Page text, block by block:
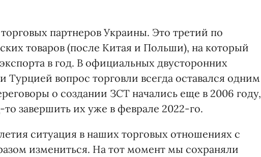
партнеров Украины. Это третий по
товаров (после Китая и Польши), на который
в год. В официальных двусторонних
вопрос торговли всегда оставался одним
о создании ЗСТ начались еще в 2006 году,
то завершить их уже в феврале 2022-го.
ситуация в наших торговых отношениях с
измениться. На тот момент мы сохраняли